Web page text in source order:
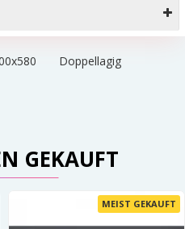
Doppellagig
GEKAUFT
MEIST GEKAUFT